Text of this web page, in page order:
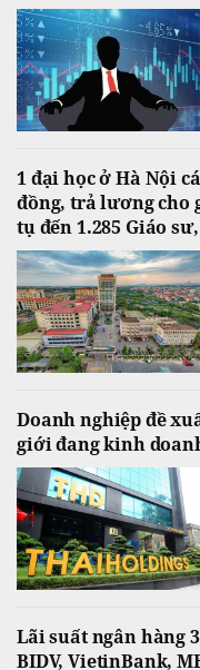
1 đại học ở Hà Nội
đồng, trả lương cho
tụ đến 1.285 Giáo
Doanh nghiệp đề
giới đang kinh
Lãi suất ngân hàng
BIDV, VietinBank,